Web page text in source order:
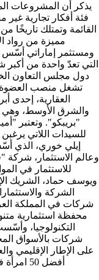
فئة أفكار تجارية غير
القائمة وتمتلك تاريخًا
مميزة من رواد
ومستثمر إماراتي أسّس
التي تعدّ واحدة من أكبر
دول مجلس التعاون
تشغل منصب العضوة
العقارية، إحدى
والشرق الأوسط، وهي
"بريبكو". وتعتبر
للسيدات اللاتي
وعالم الاستثمار، شركة
للاستثمار في
ويوسف حماد، الشريك
الشركة
شركات في المملكة
محفظة استثمارية
التكنولوجيا،
شركات بالأسواق
أفضل